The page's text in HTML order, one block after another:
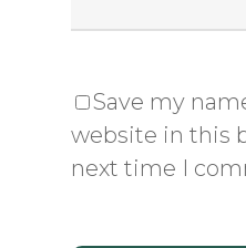
Save my
website in this
next time I